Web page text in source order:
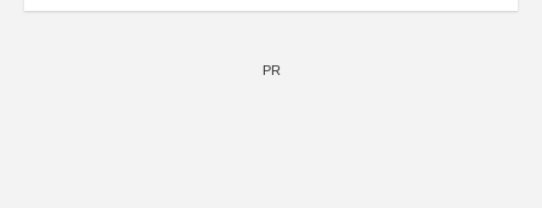
PR